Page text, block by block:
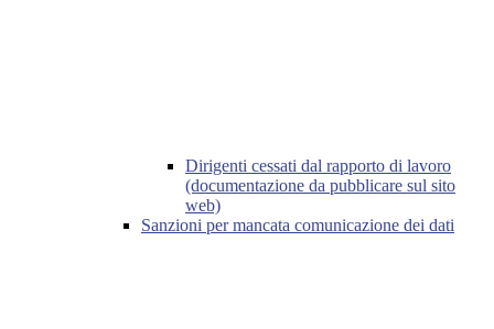
Dirigenti cessati dal rapporto di lavoro
(documentazione da pubblicare sul sito
web)
Sanzioni per mancata comunicazione dei dati